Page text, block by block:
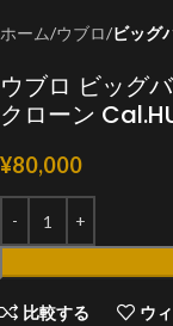
ホーム ウブロ ビッグ
ウブロ ビッグ
クローン
¥80,000
比較する ウ